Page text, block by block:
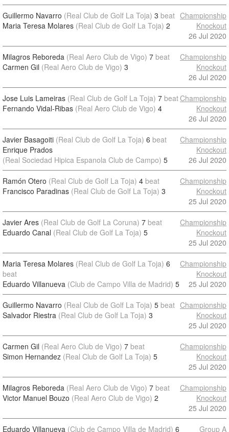
Guillermo Navarro (Real Club de Golf La Toja) 3 beat
Maria Teresa Molares (Real Club de Golf La Toja) 2
Championship
Knockout
26 Jul 2020
Milagros Reboreda (Real Aero Club de Vigo) 7 beat
Carmen Gil (Real Aero Club de Vigo) 3
Championship
Knockout
26 Jul 2020
Jose Luis Lameiras (Real Club de Golf La Toja) 7 beat
Fernando Vidal-Ribas (Real Aero Club de Vigo) 4
Championship
Knockout
26 Jul 2020
Javier Basagoiti (Real Club de Golf La Toja) 6 beat
Enrique Prados
(Real Sociedad Hipica Espanola Club de Campo) 5
Championship
Knockout
26 Jul 2020
Ramón Otero (Real Club de Golf La Toja) 4 beat
Francisco Paradinas (Real Club de Golf La Toja) 3
Championship
Knockout
25 Jul 2020
Javier Ares (Real Club de Golf La Coruna) 7 beat
Eduardo Canal (Real Club de Golf La Toja) 5
Championship
Knockout
25 Jul 2020
Maria Teresa Molares (Real Club de Golf La Toja) 6
beat
Eduardo Villanueva (Club de Campo Villa de Madrid) 5
Championship
Knockout
25 Jul 2020
Guillermo Navarro (Real Club de Golf La Toja) 5 beat
Salvador Riestra (Real Club de Golf La Toja) 3
Championship
Knockout
25 Jul 2020
Carmen Gil (Real Aero Club de Vigo) 7 beat
Simon Hernandez (Real Club de Golf La Toja) 5
Championship
Knockout
25 Jul 2020
Milagros Reboreda (Real Aero Club de Vigo) 7 beat
Victor Manuel Bouzo (Real Aero Club de Vigo) 2
Championship
Knockout
25 Jul 2020
Eduardo Villanueva (Club de Campo Villa de Madrid) 6 Group A